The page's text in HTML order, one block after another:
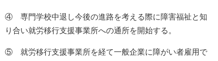
④ 専門学校中退し今後の進路を考える際に障害福祉と知
り合い就労移行支援事業所への通所を開始する。
⑤ 就労移行支援事業所を経て一般企業に障がい者雇用で